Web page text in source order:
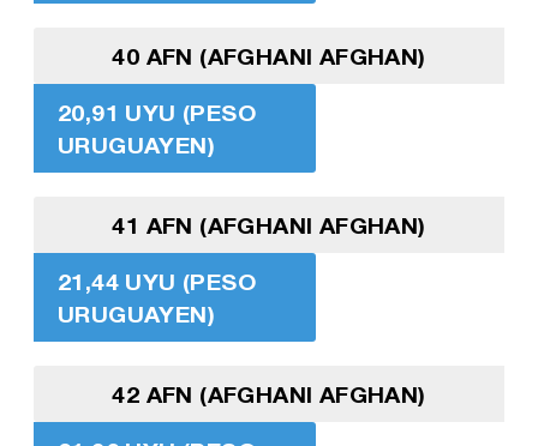
40 AFN (AFGHANI AFGHAN)
20,91 UYU (PESO
URUGUAYEN)
41 AFN (AFGHANI AFGHAN)
21,44 UYU (PESO
URUGUAYEN)
42 AFN (AFGHANI AFGHAN)